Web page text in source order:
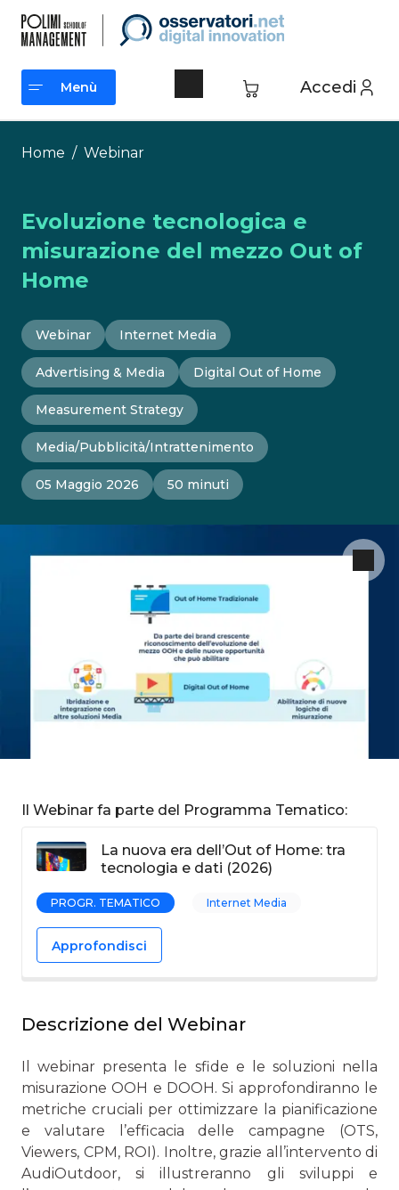
contenuto
Accedi
Menù
Menù
Home / Webinar
Evoluzione tecnologica e
misurazione del mezzo Out of
Home
Webinar Internet Media
Advertising & Media Digital Out of Home
Measurement Strategy
Media/Pubblicità/Intrattenimento
05 Maggio 2026 50 minuti
Il Webinar fa parte del Programma Tematico:
La nuova era dell’Out of Home: tra
tecnologia e dati (2026)
PROGR. TEMATICO Internet Media
Approfondisci
Descrizione del Webinar
Il webinar presenta le sfide e le soluzioni nella
misurazione OOH e DOOH. Si approfondiranno le
metriche cruciali per ottimizzare la pianificazione
e valutare l’efficacia delle campagne (OTS,
Viewers, CPM, ROI). Inoltre, grazie all’intervento di
AudiOutdoor, si illustreranno gli sviluppi e